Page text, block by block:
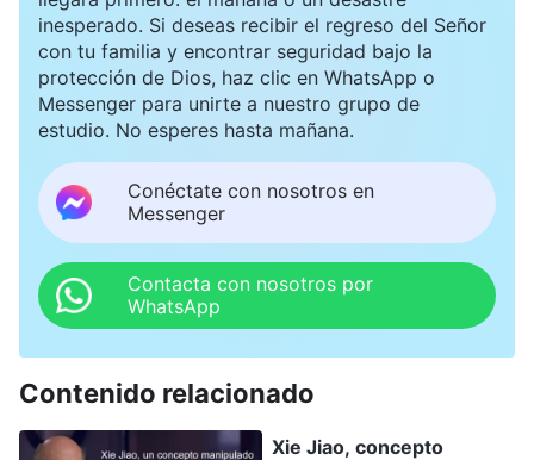
inesperado. Si deseas recibir el regreso del Señor
con tu familia y encontrar seguridad bajo la
protección de Dios, haz clic en WhatsApp o
Messenger para unirte a nuestro grupo de
estudio. No esperes hasta mañana.
Conéctate con nosotros en
Messenger
Contacta con nosotros por
WhatsApp
Contenido relacionado
Xie Jiao, concepto